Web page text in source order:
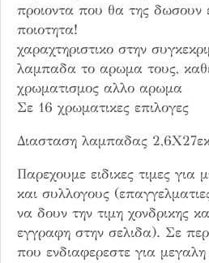
προιοντα που θα της δωσουν
ποιοτητα!
χαραχτηριστικο στην
λαμπαδα το αρωμα τους,
χρωματισμος αλλο αρωμα
Σε 16 χρωματικες επιλογες
Διασταση λαμπαδας
Παρεχουμε ειδικες τιμες για
και συλλογους
να δουν την τιμη χονδρικης
εγγραφη στην σελιδα). Σε
που ενδιαφερεστε για